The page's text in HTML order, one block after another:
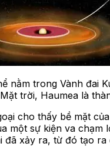
nằm trong Vành đai
trời, Haumea là
cho thấy bề mặt
một sự kiện va
xảy ra, từ đó tạo ra